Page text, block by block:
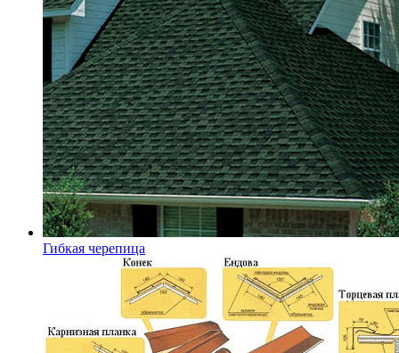
Гибкая черепица